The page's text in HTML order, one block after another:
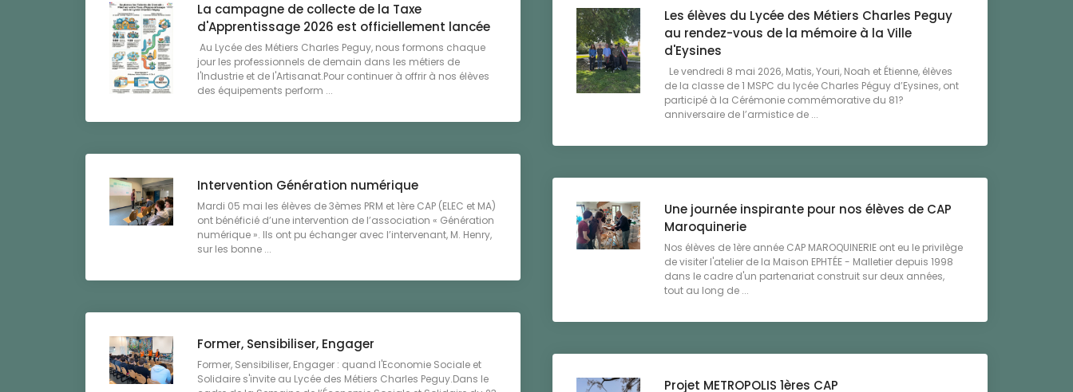
La campagne de collecte de la Taxe
d'Apprentissage 2026 est officiellement lancée
Au Lycée des Métiers Charles Peguy, nous formons chaque
jour les professionnels de demain dans les métiers de
l'Industrie et de l'Artisanat.Pour continuer à offrir à nos élèves
des équipements perform ...
Les élèves du Lycée des Métiers Charles Peguy
au rendez-vous de la mémoire à la Ville
d'Eysines
Le vendredi 8 mai 2026, Matis, Youri, Noah et Étienne, élèves
de la classe de 1 MSPC du lycée Charles Péguy d’Eysines, ont
participé à la Cérémonie commémorative du 81?
anniversaire de l’armistice de ...
Intervention Génération numérique
Mardi 05 mai les élèves de 3èmes PRM et 1ère CAP (ELEC et MA)
ont bénéficié d’une intervention de l’association « Génération
numérique ». Ils ont pu échanger avec l’intervenant, M. Henry,
sur les bonne ...
Une journée inspirante pour nos élèves de CAP
Maroquinerie
Nos élèves de 1ère année CAP MAROQUINERIE ont eu le privilège
de visiter l'atelier de la Maison EPHTÉE - Malletier depuis 1998
dans le cadre d'un partenariat construit sur deux années,
tout au long de ...
Former, Sensibiliser, Engager
Former, Sensibiliser, Engager : quand l'Economie Sociale et
Solidaire s'invite au Lycée des Métiers Charles Peguy.Dans le
Projet METROPOLIS 1ères CAP